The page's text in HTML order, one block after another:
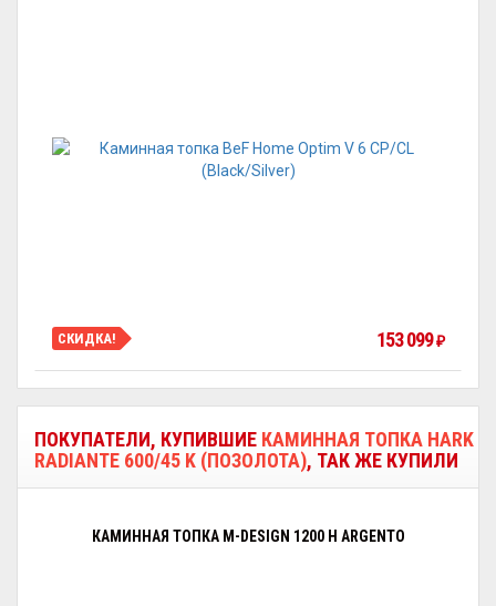
СКИДКА! 153 099₽
ПОКУПАТЕЛИ, КУПИВШИЕ КАМИННАЯ ТОПКА HARK
RADIANTE 600/45 K (ПОЗОЛОТА), ТАК ЖЕ КУПИЛИ
КАМИННАЯ ТОПКА M-DESIGN 1200 H ARGENTO